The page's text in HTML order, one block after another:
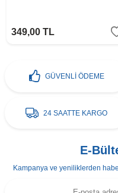
349,00 TL
GÜVENLİ ÖDEME
24 SAATTE KARGO
E-
Kampanya ve yeniliklerden